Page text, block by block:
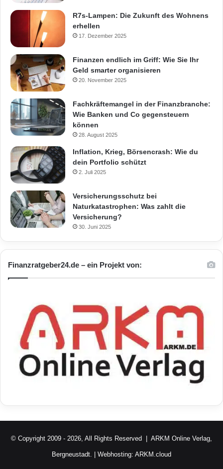
R7s-Lampen: Die Zukunft des Wohnens
erhellen
17. Dezember 2025
Finanzen endlich im Griff: Wie Sie Ihr
Geld smarter organisieren
20. November 2025
Fachkräftemangel in der Finanzbranche:
Wie Banken und Co gegensteuern
können
28. August 2025
Inflation, Krieg, Börsencrash: Wie du
dein Portfolio schützt
2. Juli 2025
Versicherungsschutz bei
Naturkatastrophen: Was zahlt die
Versicherung?
30. Juni 2025
Finanzratgeber24.de – ein Projekt von:
© Copyright 2009 - 2026, All Rights Reserved | ARKM Online Verlag,
Bergneustadt. | Webhosting: ARKM.cloud